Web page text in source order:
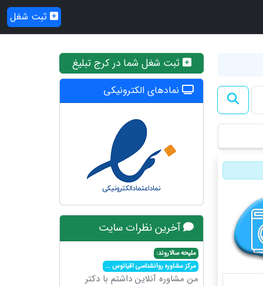
ثبت شغل
ثبت شغل شما در کرج تبلیغ
نمادهای الکترونیکی
آخرین نظرات سایت
ملیحه سالاروند:
مرکز مشاوره روانشناسی اقیانوس...
من مشاوره آنلاین داشتم با دکتر